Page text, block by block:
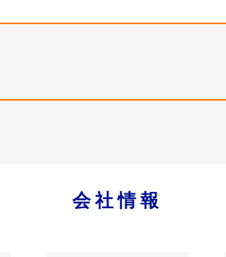
会社情報